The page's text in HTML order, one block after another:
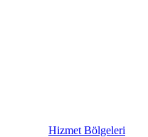
Hizmet Bölgeleri